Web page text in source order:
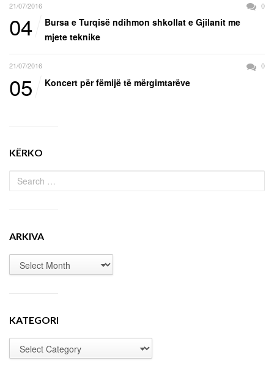
21/07/2016 0
04
Bursa e Turqisë ndihmon shkollat e Gjilanit me
mjete teknike
21/07/2016 0
05 Koncert për fëmijë të mërgimtarëve
KËRKO
ARKIVA
KATEGORI